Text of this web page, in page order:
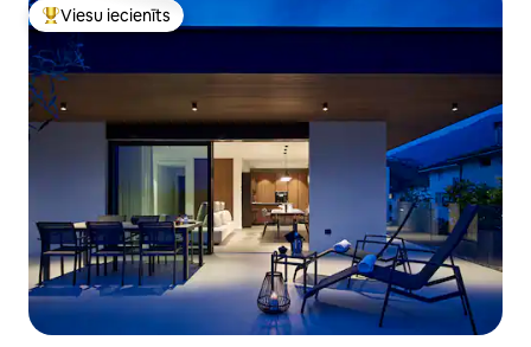
Populārs viesu iecienīts mājoklis
Viesu iecienīts